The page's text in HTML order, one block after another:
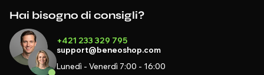
Hai bisogno di consigli?
+421 233 329 795
support@beneoshop.com
Lunedì - Venerdì 7:00 - 16:00